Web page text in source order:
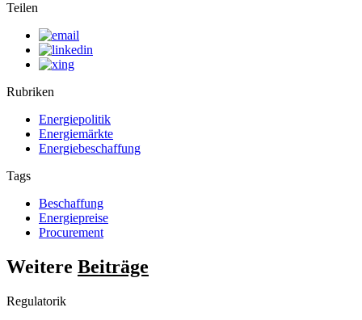
Teilen
Rubriken
Energiepolitik
Energiemärkte
Energiebeschaffung
Tags
Beschaffung
Energiepreise
Procurement
Weitere Beiträge
Regulatorik